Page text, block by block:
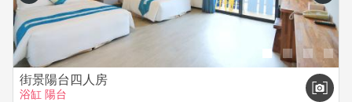
街景陽台四人房
浴缸 陽台